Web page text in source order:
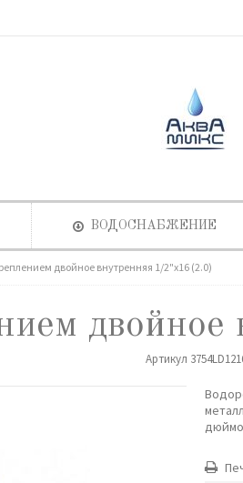
ВОДОСНАБЖЕНИЕ
двойное внутренняя 1/2"х16 (2.0)
Артикул